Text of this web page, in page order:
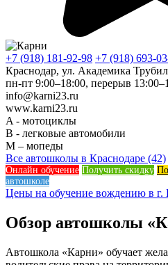
+7 (918) 181-92-98 +7 (918) 693-
Краснодар, ул. Академика
пн-пт 9:00–18:00, перерыв
info@karni23.ru
www.karni23.ru
A - мотоциклы
B - легковые автомобили
M – мопеды
Все автошколы в Краснодаре (42)
Онлайн обучение Получить скидку
автошколе
Цены на обучение вождению в г.
Обзор автошколы
Автошкола «Карни» обучает